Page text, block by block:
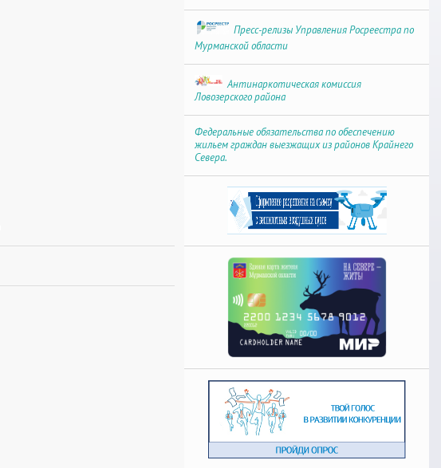
Пресс-релизы Управления Росреестра по
Мурманской области
Антинаркотическая комиссия
Ловозерского района
Федеральные обязательства по обеспечению
жильем граждан выезжащих из районов Крайнего
Севера.